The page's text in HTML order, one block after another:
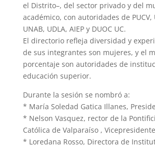
el Distrito–, del sector privado y del
académico, con autoridades de PUCV,
UNAB, UDLA, AIEP y DUOC UC.
El directorio refleja diversidad y
de sus integrantes son mujeres, y el
porcentaje son autoridades de
educación superior.
Durante la sesión se nombró a:
* María Soledad Gatica Illanes,
* Nelson Vasquez, rector de la
Católica de Valparaíso , Vicepresidente
* Loredana Rosso, Directora de